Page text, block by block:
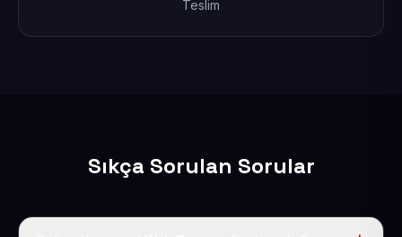
Teslim
Sıkça Sorulan Sorular